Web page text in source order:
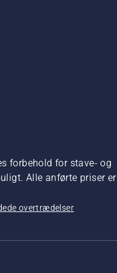
forbehold for stave- og
Alle anførte priser er
overtrædelser